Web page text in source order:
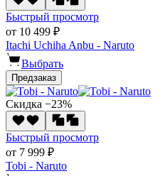
Быстрый просмотр
от 10 499 ₽
Itachi Uchiha Anbu - Naruto
Выбрать
Предзаказ
Скидка −23%
Быстрый просмотр
от 7 999 ₽
Tobi - Naruto